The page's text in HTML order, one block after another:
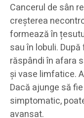
Cancerul de sân
creșterea
formează în
sau în lobuli.
răspândi în afara
și vase limfatice.
Dacă ajunge să fie
simptomatic,
avansat.